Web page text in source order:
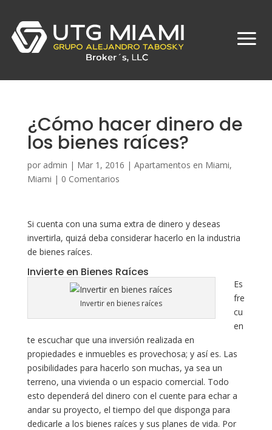
¿Cómo hacer dinero de
los bienes raíces?
por admin | Mar 1, 2016 | Apartamentos en Miami,
Miami | 0 Comentarios
Si cuenta con una suma extra de dinero y deseas
invertirla, quizá deba considerar hacerlo en la industria
de bienes raíces.
Invierte en Bienes Raíces
Invertir en bienes raíces
Es
fre
cu
en
te escuchar que una inversión realizada en
propiedades e inmuebles es provechosa; y así es. Las
posibilidades para hacerlo son muchas, ya sea un
terreno, una vivienda o un espacio comercial. Todo
esto dependerá del dinero con el cuente para echar a
andar su proyecto, el tiempo del que disponga para
dedicarle a los bienes raíces y sus planes de vida. Por